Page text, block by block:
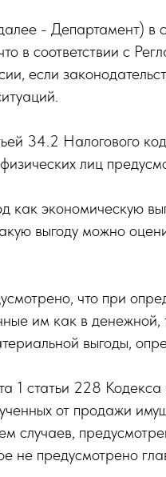
- Департамент)
в соответствии с
если
34.2 Налогового
лиц
как экономическую
выгоду можно
что при
им как в
выгоды,
1 статьи 228
от продажи
случаев,
не предусмотрено